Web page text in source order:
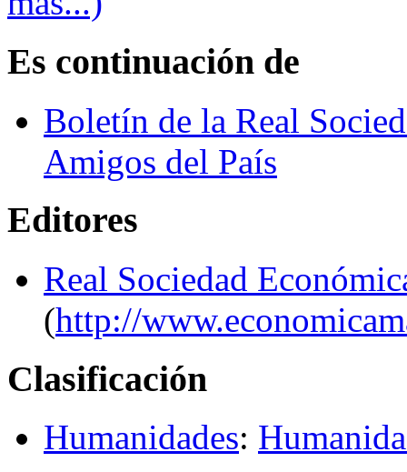
Es continuación de
Boletín de la Real
Amigos del País
Editores
Real Sociedad
(http://
Clasificación
Humanidades: